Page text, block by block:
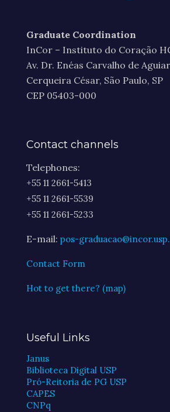
Graduate Coordination
InCor – Instituto do Coração
Av. Dr. Enéas Carvalho de
Cerqueira César, São Paulo, SP
CEP 05403-000
Contact channels
Telephones:
+55 11 2661-5413
+55 11 2661-5539
+55 11 2661-5233
E-mail: pos-
Contact Form
Hot to get there? (map)
Useful Links
Janus
Biblioteca Digital USP
Pró-Reitoria de PG USP
CAPES
CNPq